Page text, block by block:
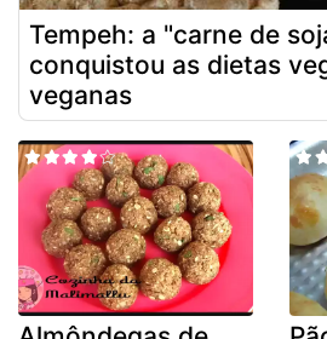
Tempeh: a "carne de
conquistou as dietas
veganas